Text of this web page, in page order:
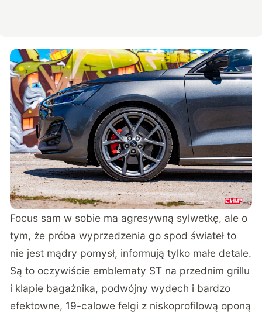
Focus sam w sobie ma agresywną sylwetkę, ale o
tym, że próba wyprzedzenia go spod świateł to
nie jest mądry pomysł, informują tylko małe detale.
Są to oczywiście emblematy ST na przednim grillu
i klapie bagażnika, podwójny wydech i bardzo
efektowne, 19-calowe felgi z niskoprofilową oponą